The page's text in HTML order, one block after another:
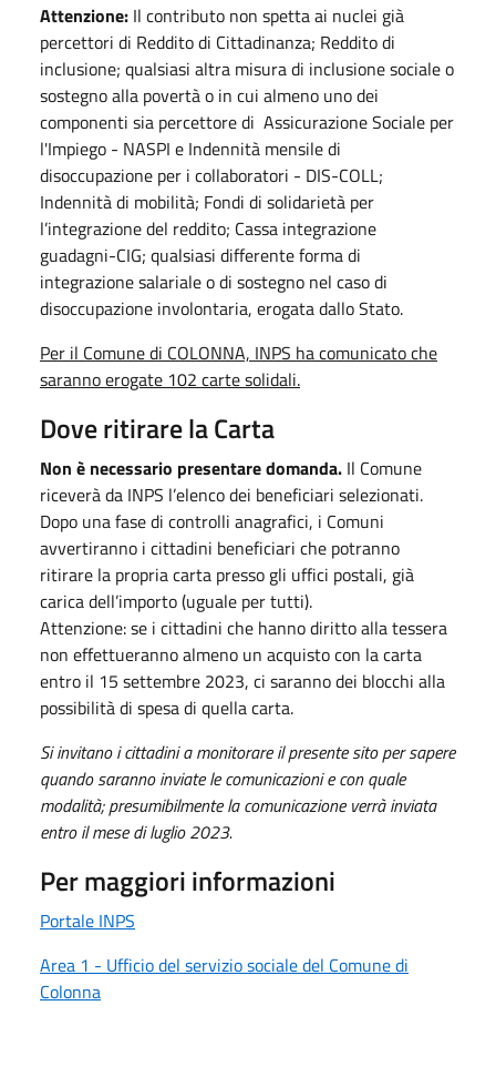
Attenzione: Il contributo non spetta ai nuclei già
percettori di Reddito di Cittadinanza; Reddito di
inclusione; qualsiasi altra misura di inclusione sociale o
sostegno alla povertà o in cui almeno uno dei
componenti sia percettore di Assicurazione Sociale per
l'Impiego - NASPI e Indennità mensile di
disoccupazione per i collaboratori - DIS-COLL;
Indennità di mobilità; Fondi di solidarietà per
l’integrazione del reddito; Cassa integrazione
guadagni-CIG; qualsiasi differente forma di
integrazione salariale o di sostegno nel caso di
disoccupazione involontaria, erogata dallo Stato.
Per il Comune di COLONNA, INPS ha comunicato che
saranno erogate 102 carte solidali.
Dove ritirare la Carta
Non è necessario presentare domanda. Il Comune
riceverà da INPS l’elenco dei beneficiari selezionati.
Dopo una fase di controlli anagrafici, i Comuni
avvertiranno i cittadini beneficiari che potranno
ritirare la propria carta presso gli uffici postali, già
carica dell’importo (uguale per tutti).
Attenzione: se i cittadini che hanno diritto alla tessera
non effettueranno almeno un acquisto con la carta
entro il 15 settembre 2023, ci saranno dei blocchi alla
possibilità di spesa di quella carta.
Si invitano i cittadini a monitorare il presente sito per sapere
quando saranno inviate le comunicazioni e con quale
modalità; presumibilmente la comunicazione verrà inviata
entro il mese di luglio 2023.
Per maggiori informazioni
Portale INPS
Area 1 - Ufficio del servizio sociale del Comune di
Colonna